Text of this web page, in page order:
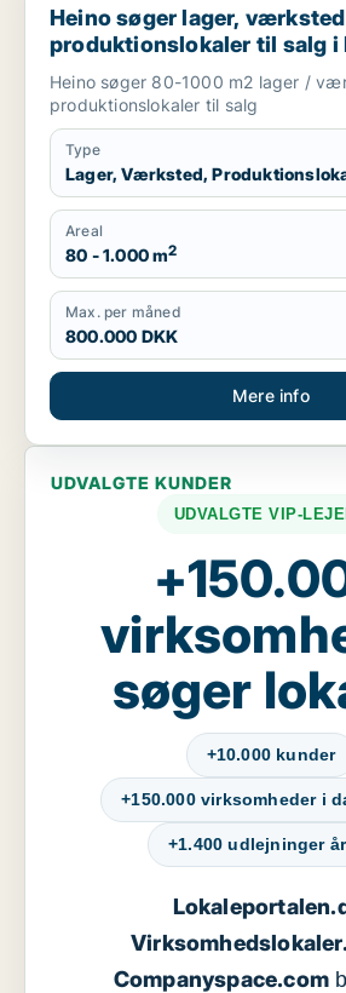
Heino søger lager,
produktionslokaler til salg i
Sjælland
Heino søger 80-1000 m2 lager /
produktionslokaler til salg
Type
Lager, Værksted,
Areal
80 - 1.000 m2
Max. per måned
800.000 DKK
Mere info
UDVALGTE KUNDER
UDVALGTE VIP-
søger
+10.000 kunder
+150.000 virksomheder i
+1.400 udlejninger
Companyspace.com